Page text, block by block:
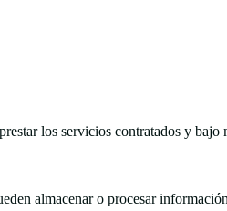
los servicios contratados y bajo
almacenar o procesar